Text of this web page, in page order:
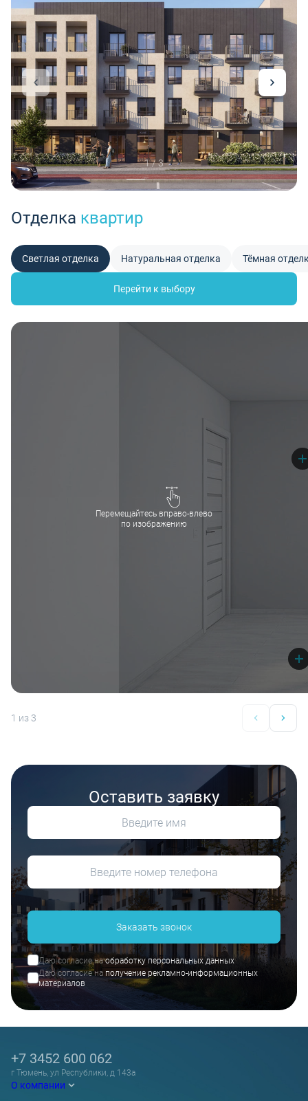
1 / 3
Отделка квартир
Светлая отделка Натуральная отделка Тёмная
Перейти к выбору
Перемещайтесь вправо-влево
по изображению
1 из 3
Оставить заявку
Заказать звонок
Даю согласие наобработку персональных данных
Даю согласие на получение рекламно-информационных
материалов
О компании
+7 3452 600 062
г Тюмень, ул Республики, д 143а